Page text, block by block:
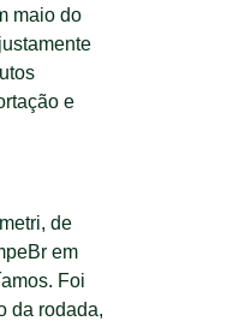
maio do
e
de
em
Foi
da rodada,